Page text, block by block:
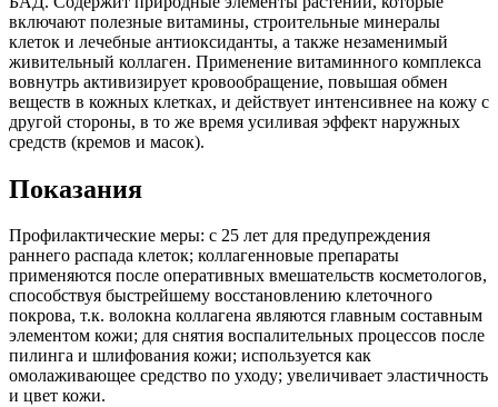
включают полезные витамины, строительные минералы
клеток и лечебные антиоксиданты, а также незаменимый
живительный коллаген. Применение витаминного комплекса
вовнутрь активизирует кровообращение, повышая обмен
веществ в кожных клетках, и действует интенсивнее на кожу с
другой стороны, в то же время усиливая эффект наружных
средств (кремов и масок).
Показания
Профилактические меры: с 25 лет для предупреждения
раннего распада клеток; коллагенновые препараты
применяются после оперативных вмешательств косметологов,
способствуя быстрейшему восстановлению клеточного
покрова, т.к. волокна коллагена являются главным составным
элементом кожи; для снятия воспалительных процессов после
пилинга и шлифования кожи; используется как
омолаживающее средство по уходу; увеличивает эластичность
и цвет кожи.